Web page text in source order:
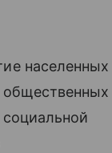
населенных
общественных